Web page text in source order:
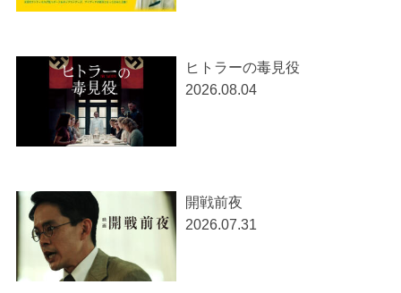
ヒトラーの毒見役
2026.08.04
開戦前夜
2026.07.31